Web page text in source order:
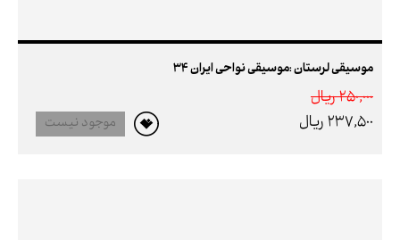
موسیقی لرستان :موسیقی نواحی ایران 34
250,000 ريال
237,500 ريال
موجود نیست